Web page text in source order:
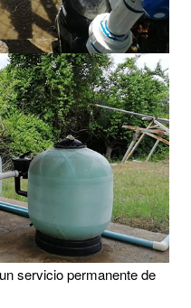
servicio permanente de